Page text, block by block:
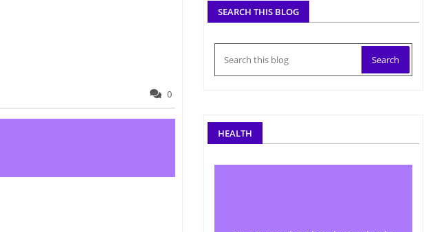
0
SEARCH THIS BLOG
HEALTH